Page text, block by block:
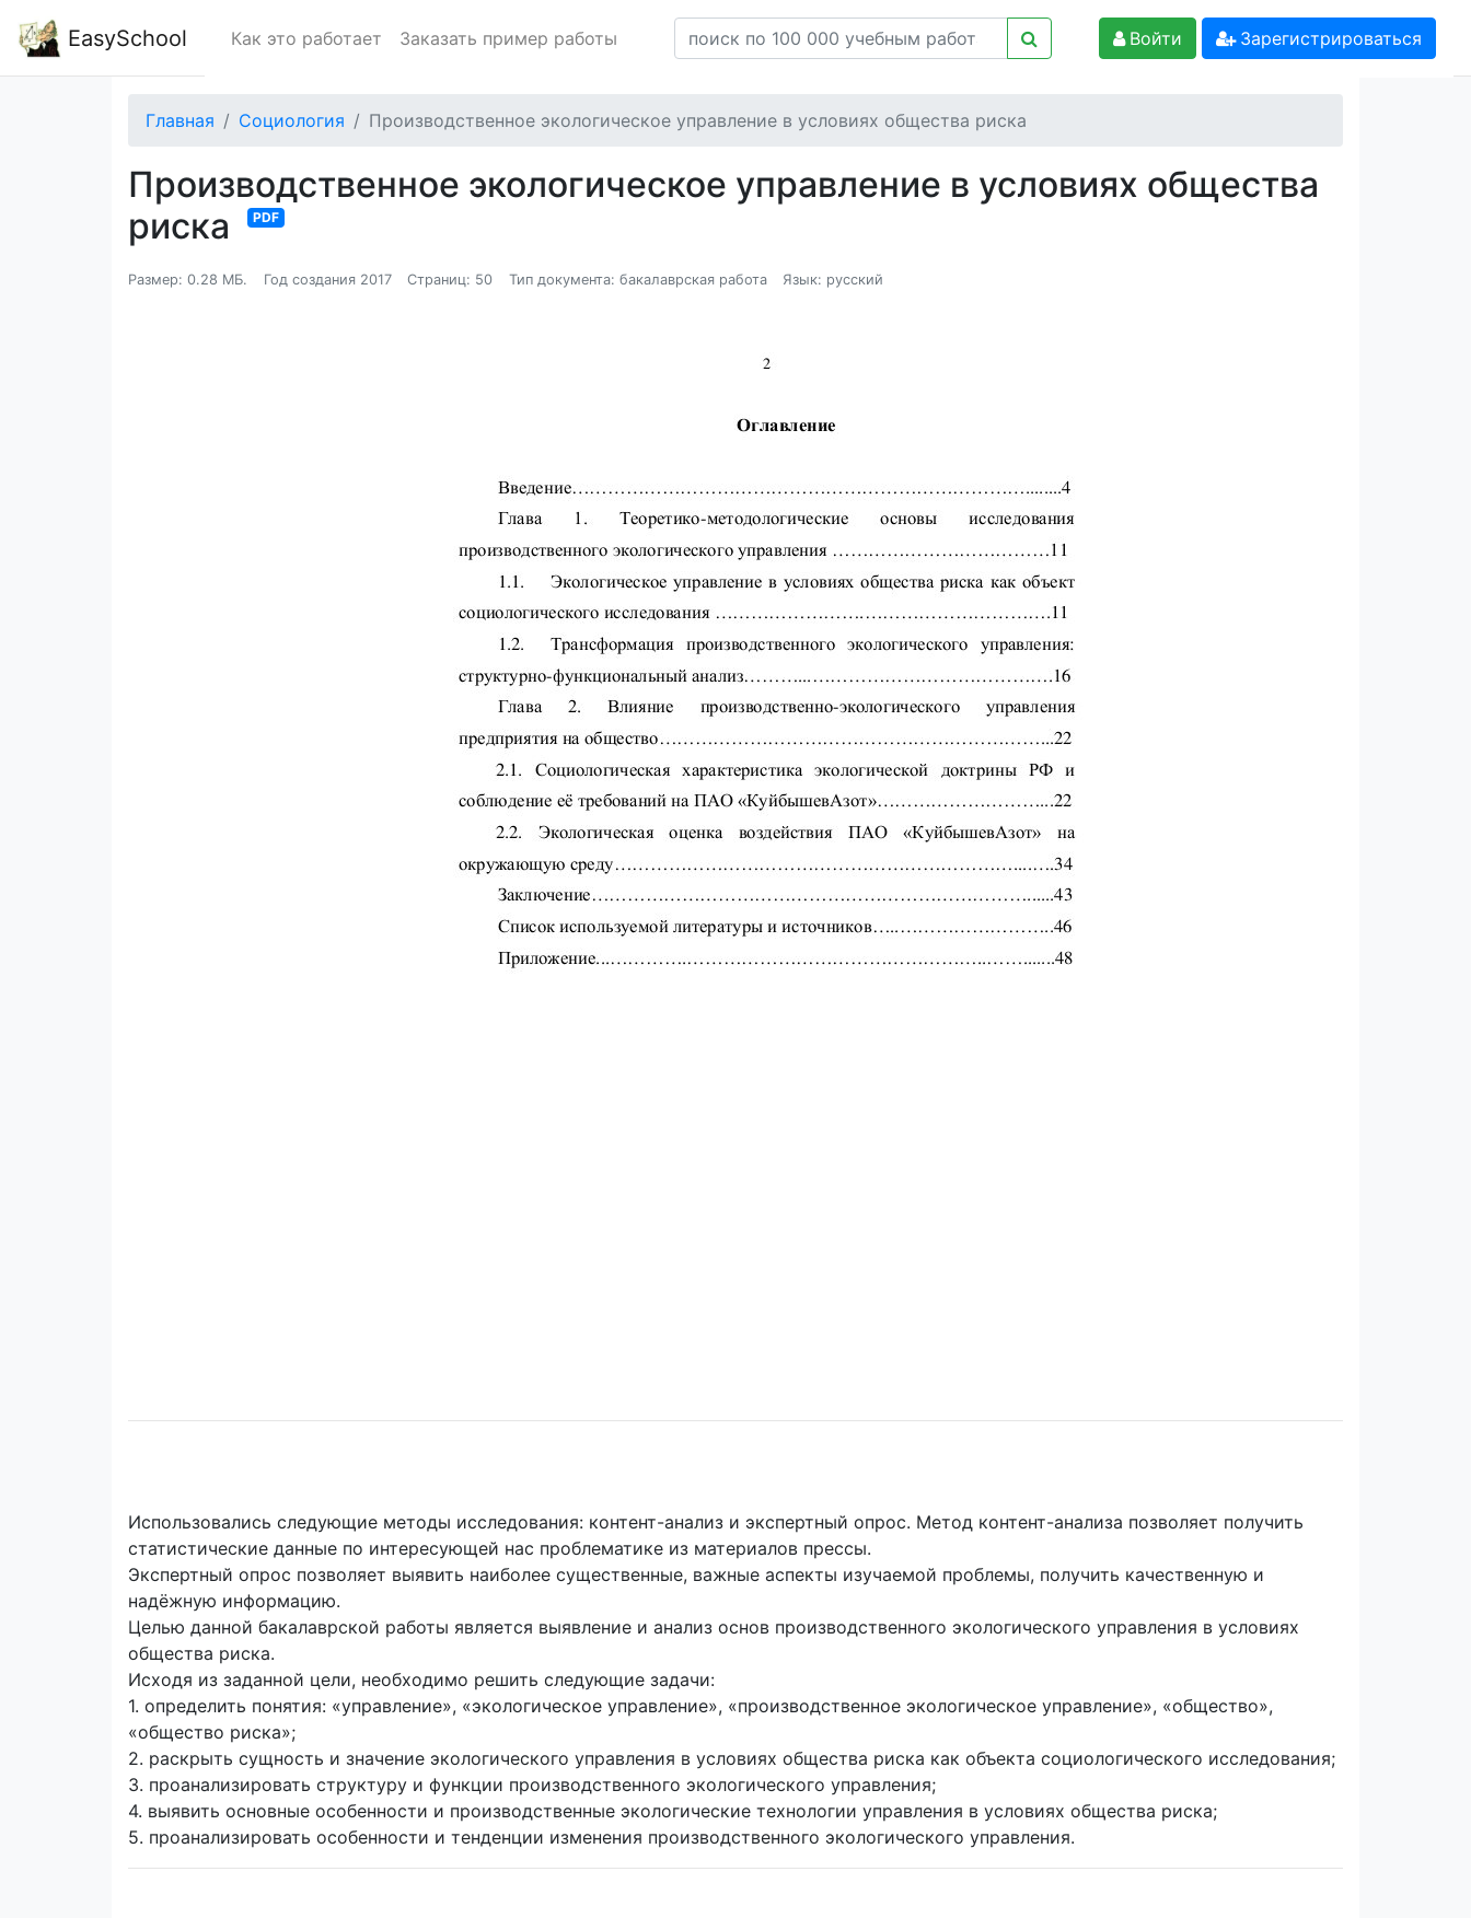
EasySchool Как это работает Заказать пример работы Войти Зарегистрироваться
Главная Социология Производственное экологическое управление в условиях общества риска
Производственное экологическое управление в условиях общества
риска
PDF
Размер: 0.28 МБ. Год создания 2017 Страниц: 50 Тип документа: бакалаврская работа Язык: русский
Использовались следующие методы исследования: контент-анализ и экспертный опрос. Метод контент-анализа позволяет получить
статистические данные по интересующей нас проблематике из материалов прессы.
Экспертный опрос позволяет выявить наиболее существенные, важные аспекты изучаемой проблемы, получить качественную и
надёжную информацию.
Целью данной бакалаврской работы является выявление и анализ основ производственного экологического управления в условиях
общества риска.
Исходя из заданной цели, необходимо решить следующие задачи:
1. определить понятия: «управление», «экологическое управление», «производственное экологическое управление», «общество»,
«общество риска»;
2. раскрыть сущность и значение экологического управления в условиях общества риска как объекта социологического исследования;
3. проанализировать структуру и функции производственного экологического управления;
4. выявить основные особенности и производственные экологические технологии управления в условиях общества риска;
5. проанализировать особенности и тенденции изменения производственного экологического управления.